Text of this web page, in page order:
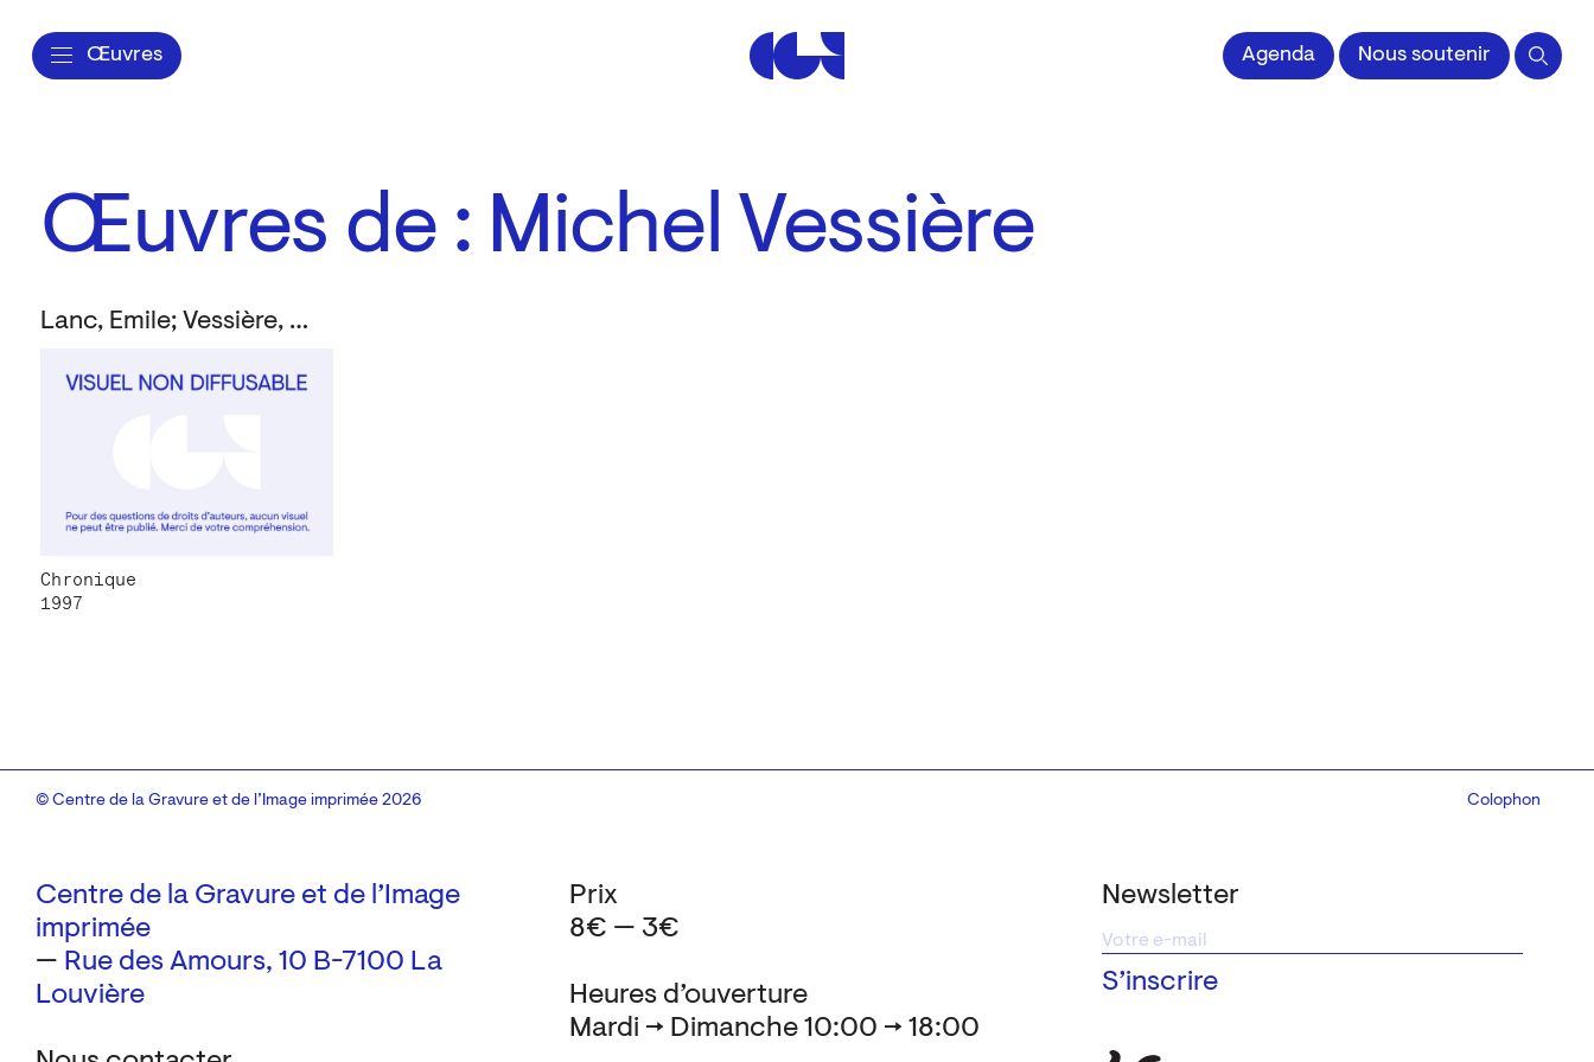
Œuvres Centre de la Gravure et de l'Image impriméeAgenda Nous soutenir
Œuvres de : Michel Vessière
Lanc, Emile; Vessière, Michel
Chronique
1997
Centre de la Gravure et de l’Image
imprimée
— Rue des Amours, 10 B-7100 La
Louvière
Newsletter
Heures d’ouverture
Mardi → Dimanche 10:00 → 18:00
Prix
8€ — 3€
© Centre de la Gravure et de l’Image imprimée 2026 Colophon
Design:Marcel